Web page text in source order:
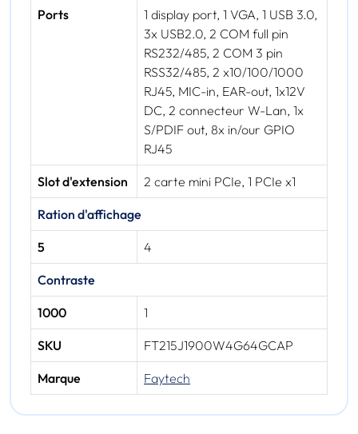
Ports
1 display port, 1 VGA, 1 USB 3.0,
3x USB2.0, 2 COM full pin
RS232/485, 2 COM 3 pin
RSS32/485, 2 x10/100/1000
RJ45, MIC-in, EAR-out, 1x12V
DC, 2 connecteur W-Lan, 1x
S/PDIF out, 8x in/our GPIO
RJ45
Slot d'extension 2 carte mini PCIe, 1 PCIe x1
Ration d'affichage
5 4
Contraste
1000 1
SKU FT215J1900W4G64GCAP
Marque Faytech